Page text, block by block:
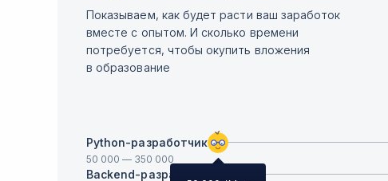
Показываем, как будет расти ваш заработок
вместе с опытом. И сколько времени
потребуется, чтобы окупить вложения
в образование
Python-разработчик
50 000 — 350 000
Backend-разработчик